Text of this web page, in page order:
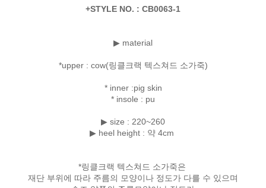
+STYLE NO. : CB0063-1
▶ material
*upper : cow(링클크랙 텍스쳐드 소가죽)
* inner :pig skin
* insole : pu
▶ size : 220~260
▶ heel height : 약 4cm
*링클크랙 텍스쳐드 소가죽은
재단 부위에 따라 주름의 모양이나 정도가 다를 수 있으며